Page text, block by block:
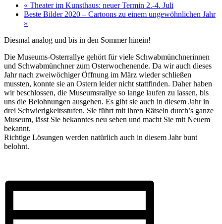
« Theater im Kunsthaus: neuer Termin 2.-4. Juli
Beste Bilder 2020 – Cartoons zu einem ungewöhnlichen Jahr
»
Diesmal analog und bis in den Sommer hinein!
Die Museums-Osterrallye gehört für viele Schwabmünchnerinnen
und Schwabmünchner zum Osterwochenende. Da wir auch dieses
Jahr nach zweiwöchiger Öffnung im März wieder schließen
mussten, konnte sie an Ostern leider nicht stattfinden. Daher haben
wir beschlossen, die Museumsrallye so lange laufen zu lassen, bis
uns die Belohnungen ausgehen. Es gibt sie auch in diesem Jahr in
drei Schwierigkeitsstufen. Sie führt mit ihren Rätseln durch’s ganze
Museum, lässt Sie bekanntes neu sehen und macht Sie mit Neuem
bekannt.
Richtige Lösungen werden natürlich auch in diesem Jahr bunt
belohnt.